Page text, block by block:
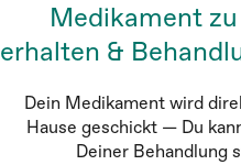
Medikament
erhalten &
Dein Medikament wird
Hause geschickt — Du
Deiner Behandlung